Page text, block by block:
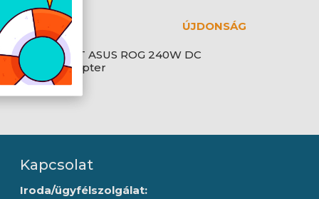
ÚJDONSÁG
NBT ASUS ROG 240W DC
Adapter
Kapcsolat
Iroda/ügyfélszolgálat: